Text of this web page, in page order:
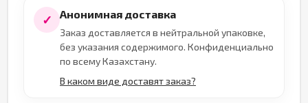
✓ Анонимная доставка
Заказ доставляется в нейтральной упаковке,
без указания содержимого. Конфиденциально
по всему Казахстану.
В каком виде доставят заказ?